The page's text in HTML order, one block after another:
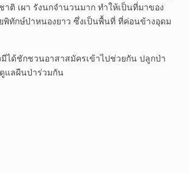
เผา รังนกจำนวนมาก ทำให้เป็นที่มาของ
ทักษ์ป่าหนองยาว ซึ่งเป็นพื้นที่ ที่ค่อนข้างอุดม
ชวนอาสาสมัครเข้าไปช่วยกัน ปลูกป่า
แลผืนป่าร่วมกัน